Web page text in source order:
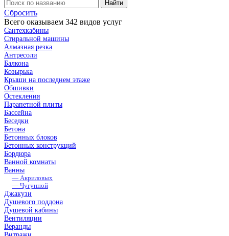
Сбросить
Всего оказываем 342 видов услуг
Cантехкабины
Cтиральной машины
Алмазная резка
Антресоли
Балкона
Козырька
Крыши на последнем этаже
Обшивки
Остекления
Парапетной плиты
Бассейна
Беседки
Бетона
Бетонных блоков
Бетонных конструкций
Бордюра
Ванной комнаты
Ванны
— Акриловых
— Чугунной
Джакузи
Душевого поддона
Душевой кабины
Вентиляции
Веранды